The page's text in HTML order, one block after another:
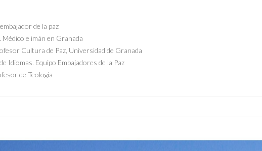
y embajador de la paz
Médico e imán en Granada
Cultura de Paz, Universidad de Granada
Idiomas. Equipo Embajadores de la Paz
de Teología